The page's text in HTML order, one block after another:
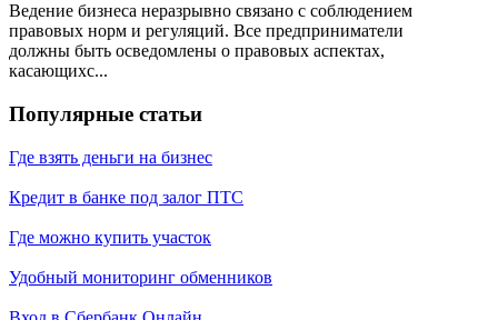
Ведение бизнеса неразрывно связано с соблюдением
правовых норм и регуляций. Все предприниматели
должны быть осведомлены о правовых аспектах,
касающихс...
Популярные статьи
Где взять деньги на бизнес
Кредит в банке под залог ПТС
Где можно купить участок
Удобный мониторинг обменников